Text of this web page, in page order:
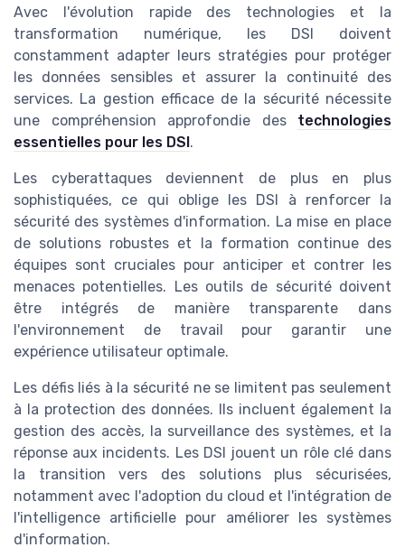
Avec l'évolution rapide des technologies et la
transformation numérique, les DSI doivent
constamment adapter leurs stratégies pour protéger
les données sensibles et assurer la continuité des
services. La gestion efficace de la sécurité nécessite
une compréhension approfondie des technologies
essentielles pour les DSI.
Les cyberattaques deviennent de plus en plus
sophistiquées, ce qui oblige les DSI à renforcer la
sécurité des systèmes d'information. La mise en place
de solutions robustes et la formation continue des
équipes sont cruciales pour anticiper et contrer les
menaces potentielles. Les outils de sécurité doivent
être intégrés de manière transparente dans
l'environnement de travail pour garantir une
expérience utilisateur optimale.
Les défis liés à la sécurité ne se limitent pas seulement
à la protection des données. Ils incluent également la
gestion des accès, la surveillance des systèmes, et la
réponse aux incidents. Les DSI jouent un rôle clé dans
la transition vers des solutions plus sécurisées,
notamment avec l'adoption du cloud et l'intégration de
l'intelligence artificielle pour améliorer les systèmes
d'information.